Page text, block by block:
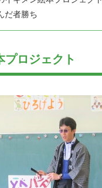
だ者勝ち
プロジェクト